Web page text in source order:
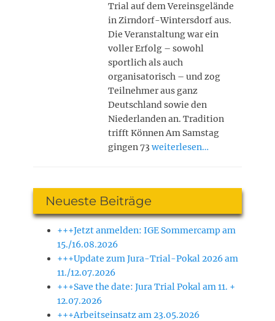
Trial auf dem Vereinsgelände
in Zirndorf-Wintersdorf aus.
Die Veranstaltung war ein
voller Erfolg – sowohl
sportlich als auch
organisatorisch – und zog
Teilnehmer aus ganz
Deutschland sowie den
Niederlanden an. Tradition
trifft Können Am Samstag
gingen 73weiterlesen…
Neueste Beiträge
+++Jetzt anmelden: IGE Sommercamp am
15./16.08.2026
+++Update zum Jura-Trial-Pokal 2026 am
11./12.07.2026
+++Save the date: Jura Trial Pokal am 11. +
12.07.2026
+++Arbeitseinsatz am 23.05.2026